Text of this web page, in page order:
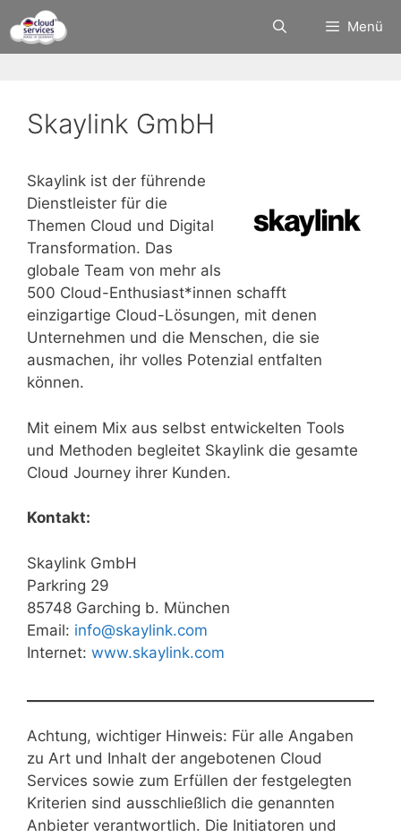
Inhalt
springen
Menü
Skaylink GmbH
Skaylink ist der führende
Dienstleister für die
Themen Cloud und Digital
Transformation. Das
globale Team von mehr als
500 Cloud-Enthusiast*innen schafft
einzigartige Cloud-Lösungen, mit denen
Unternehmen und die Menschen, die sie
ausmachen, ihr volles Potenzial entfalten
können.
Mit einem Mix aus selbst entwickelten Tools
und Methoden begleitet Skaylink die gesamte
Cloud Journey ihrer Kunden.
Kontakt:
Skaylink GmbH
Parkring 29
85748 Garching b. München
Email: info@skaylink.com
Internet: www.skaylink.com
Achtung, wichtiger Hinweis: Für alle Angaben
zu Art und Inhalt der angebotenen Cloud
Services sowie zum Erfüllen der festgelegten
Kriterien sind ausschließlich die genannten
Anbieter verantwortlich. Die Initiatoren und